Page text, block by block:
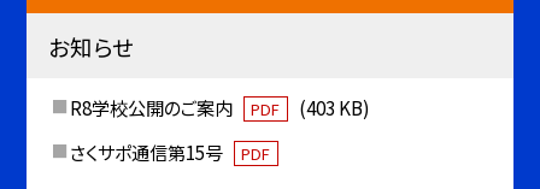
お知らせ
R8学校公開のご案内 PDF
(403 KB)
さくサポ通信第15号
PDF